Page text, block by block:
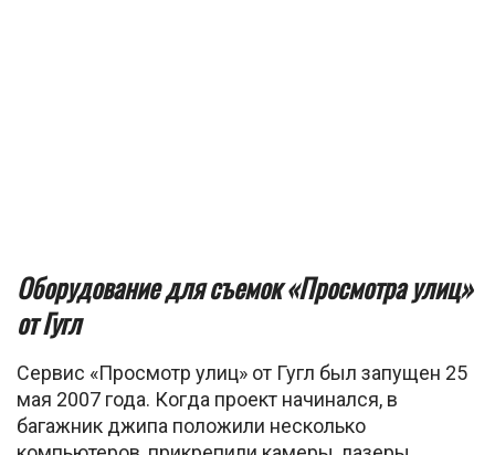
Оборудование для съемок «Просмотра улиц»
от Гугл
Сервис «Просмотр улиц» от Гугл был запущен 25
мая 2007 года. Когда проект начинался, в
багажник джипа положили несколько